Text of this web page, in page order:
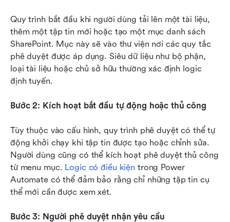
Quy trình bắt đầu khi người dùng tải lên một tài liệu,
thêm một tập tin mới hoặc tạo một mục danh sách
SharePoint. Mục này sẽ vào thư viện nơi các quy tắc
phê duyệt được áp dụng. Siêu dữ liệu như bộ phận,
loại tài liệu hoặc chủ sở hữu thường xác định logic
định tuyến.
Bước 2: Kích hoạt bắt đầu tự động hoặc thủ công
Tùy thuộc vào cấu hình, quy trình phê duyệt có thể tự
động khởi chạy khi tập tin được tạo hoặc chỉnh sửa.
Người dùng cũng có thể kích hoạt phê duyệt thủ công
từ menu mục. Logic có điều kiện trong Power
Automate có thể đảm bảo rằng chỉ những tập tin cụ
thể mới cần được xem xét.
Bước 3: Người phê duyệt nhận yêu cầu